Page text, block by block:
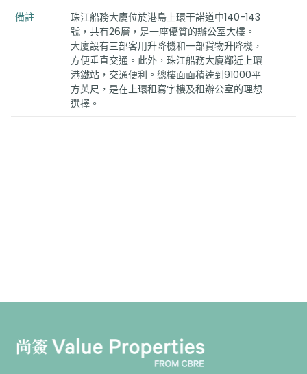
備註
珠江船務大廈位於港島上環干諾道中140-143
號，共有26層，是一座優質的辦公室大樓。
大廈設有三部客用升降機和一部貨物升降機，
方便垂直交通。此外，珠江船務大廈鄰近上環
港鐵站，交通便利。總樓面面積達到91000平
方英尺，是在上環租寫字樓及租辦公室的理想
選擇。